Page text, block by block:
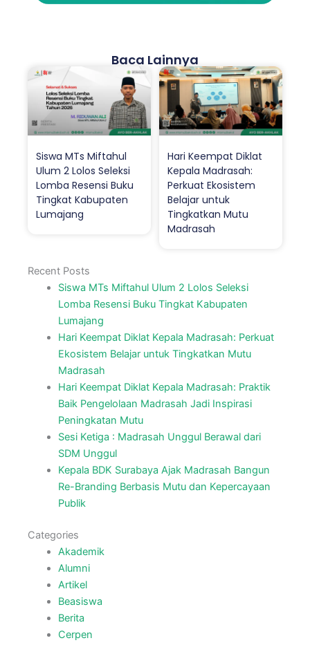
Baca Lainnya
Siswa MTs Miftahul
Ulum 2 Lolos Seleksi
Lomba Resensi Buku
Tingkat Kabupaten
Lumajang
Hari Keempat Diklat
Kepala Madrasah:
Perkuat Ekosistem
Belajar untuk
Tingkatkan Mutu
Madrasah
Recent Posts
Siswa MTs Miftahul Ulum 2 Lolos Seleksi
Lomba Resensi Buku Tingkat Kabupaten
Lumajang
Hari Keempat Diklat Kepala Madrasah: Perkuat
Ekosistem Belajar untuk Tingkatkan Mutu
Madrasah
Hari Keempat Diklat Kepala Madrasah: Praktik
Baik Pengelolaan Madrasah Jadi Inspirasi
Peningkatan Mutu
Sesi Ketiga : Madrasah Unggul Berawal dari
SDM Unggul
Kepala BDK Surabaya Ajak Madrasah Bangun
Re-Branding Berbasis Mutu dan Kepercayaan
Publik
Categories
Akademik
Alumni
Artikel
Beasiswa
Berita
Cerpen